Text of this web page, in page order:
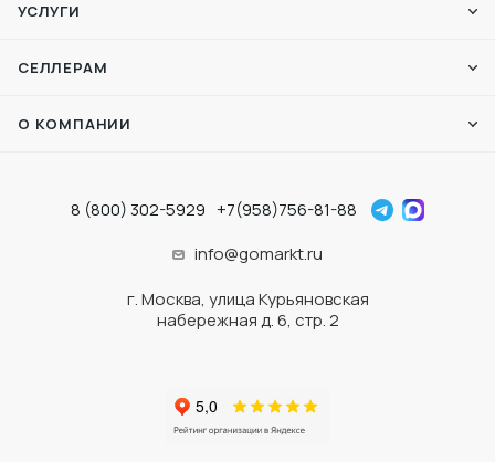
УСЛУГИ
СЕЛЛЕРАМ
О КОМПАНИИ
8 (800) 302-5929 +7(958)756-81-88
info@gomarkt.ru
г. Москва, улица Курьяновская
набережная д. 6, стр. 2